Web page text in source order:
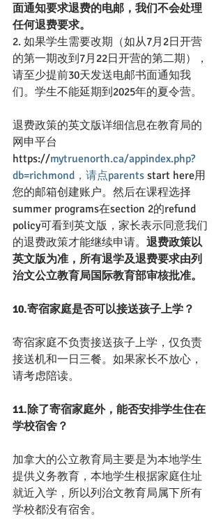
面通知要求退费的电邮，我们不会处理
任何退费要求。
2. 如果学生需要改期（如从7月2日开营
的第一期改到7月22日开营的第二期），
请至少提前30天发送电邮书面通知我
们。学生不能延期到2025年的夏令营。
退费政策的英文版详细信息在教育局的
网申平台
https://mytruenorth.ca/appindex.php?
db=richmond，请点parents start here用
您的邮箱创建账户。然后在课程选择
summer programs在section 2的refund
policy可看到英文版，家长表示同意我们
的退费政策才能继续申请。 退费政策以
英文版为准，所有退学及退费要求由列
治文公立教育局国际教育部审核批准。
10.寄宿家庭是否可以接送孩子上学？
寄宿家庭不负责接送孩子上学，仅负责
接送机和一日三餐。如果家长不放心，
请考虑陪读。
11.除了寄宿家庭外，能否安排学生住在
学校宿舍？
加拿大的公立教育局主要是为本地学生
提供义务教育，本地学生根据家庭住址
就近入学，所以列治文教育局属下所有
学校都没有宿舍。